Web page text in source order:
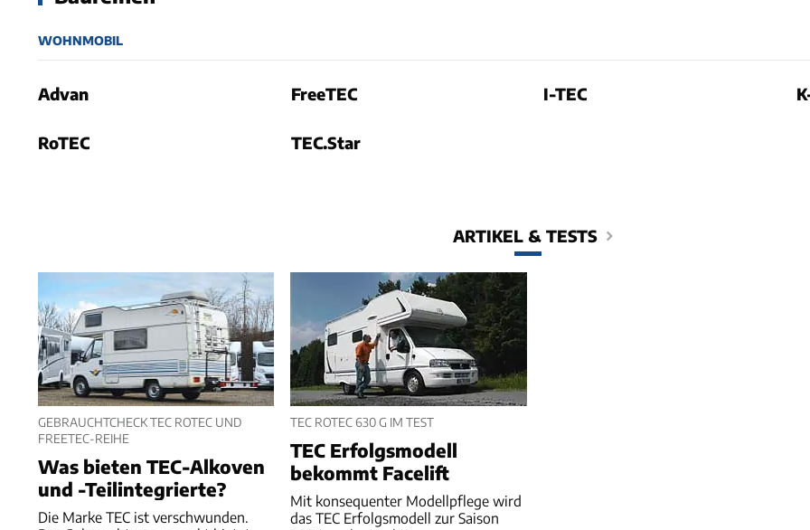
WOHNMOBIL
Advan FreeTEC I-TEC
RoTEC TEC.Star
ARTIKEL & TESTS
GEBRAUCHTCHECK TEC ROTEC UND
FREETEC-REIHE
Was bieten TEC-Alkoven
und -Teilintegrierte?
Die Marke TEC ist verschwunden.
TEC ROTEC 630 G IM TEST
TEC Erfolgsmodell
bekommt Facelift
Mit konsequenter Modellpflege wird
das TEC Erfolgsmodell zur Saison